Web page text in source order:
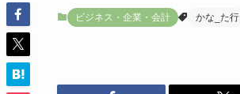
ビジネス・企業・会計 かな_た行